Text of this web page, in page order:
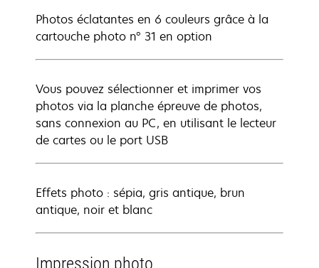
Photos éclatantes en 6 couleurs grâce à la
cartouche photo n° 31 en option
Vous pouvez sélectionner et imprimer vos
photos via la planche épreuve de photos,
sans connexion au PC, en utilisant le lecteur
de cartes ou le port USB
Effets photo : sépia, gris antique, brun
antique, noir et blanc
Impression photo